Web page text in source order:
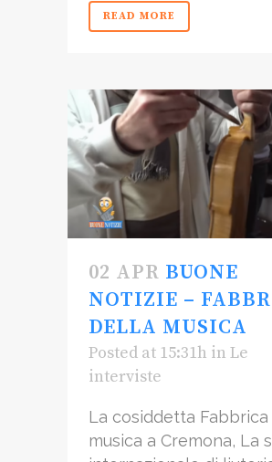
READ MORE
02 APR BUONE
NOTIZIE –
DELLA MUSICA
Posted at 15:31h in Le
interviste
La cosiddetta
musica a Cremona, La